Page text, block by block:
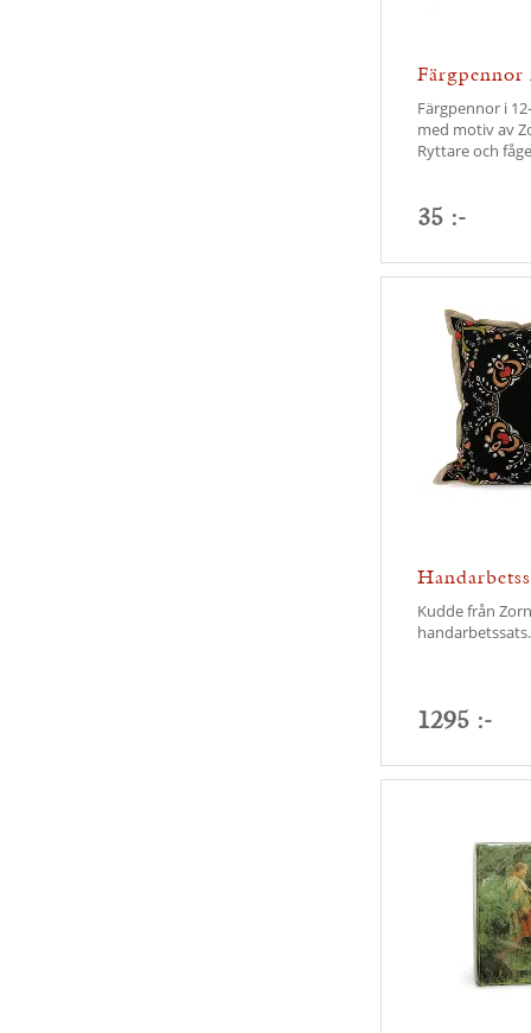
Färgpennor
Färgpennor i
med motiv av
Ryttare och
35 :-
Kudde från
handarbetssats.
1295 :-